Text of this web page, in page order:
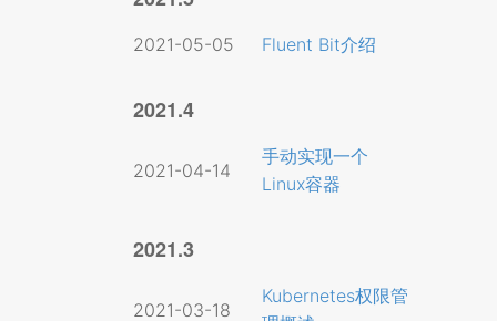
2021-05-05 Fluent Bit介绍
2021.4
2021-04-14
手动实现一个
Linux容器
2021.3
2021-03-18
Kubernetes权限管